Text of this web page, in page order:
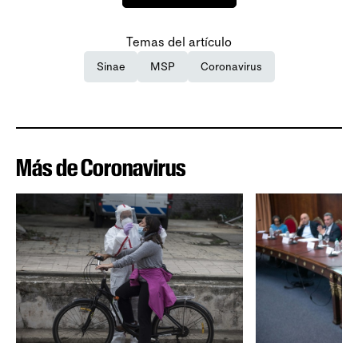
Temas del artículo
Sinae MSP Coronavirus
Más de Coronavirus